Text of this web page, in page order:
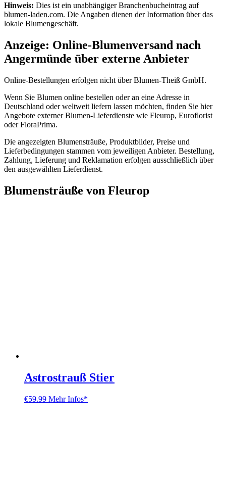
Hinweis: Dies ist ein unabhängiger Branchenbucheintrag auf
blumen-laden.com. Die Angaben dienen der Information über das
lokale Blumengeschäft.
Anzeige: Online-Blumenversand nach
Angermünde über externe Anbieter
Online-Bestellungen erfolgen nicht über Blumen-Theiß GmbH.
Wenn Sie Blumen online bestellen oder an eine Adresse in
Deutschland oder weltweit liefern lassen möchten, finden Sie hier
Angebote externer Blumen-Lieferdienste wie Fleurop, Euroflorist
oder FloraPrima.
Die angezeigten Blumensträuße, Produktbilder, Preise und
Lieferbedingungen stammen vom jeweiligen Anbieter. Bestellung,
Zahlung, Lieferung und Reklamation erfolgen ausschließlich über
den ausgewählten Lieferdienst.
Blumensträuße von Fleurop
Astrostrauß Stier
€59.99 Mehr Infos*